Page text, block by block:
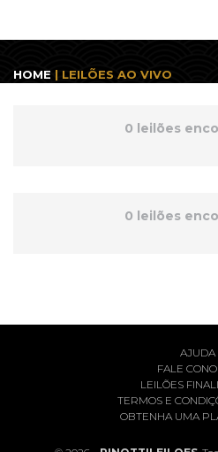
HOME | LEILÕES AO VIVO
0 leilões
0 leilões
AJUDA
FALE
LEILÕES
TERMOS E
OBTENHA UMA